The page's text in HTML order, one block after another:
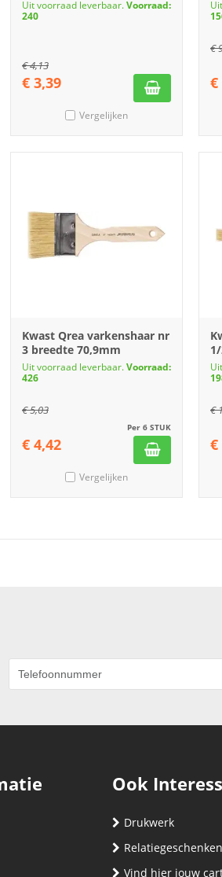
Uit voorraad leverbaar.Voorraad:
240
€4,13
€ 3,39
Vergelijken
€
€
Kwast Qrea varkenshaar nr
3 breedte 70,9mm
Uit voorraad leverbaar.Voorraad:
426
€5,03
Per 6 STUK
€ 4,42
Vergelijken
€
€
Ook
Drukwerk
Relatiegeschenken
Vind hier jouw